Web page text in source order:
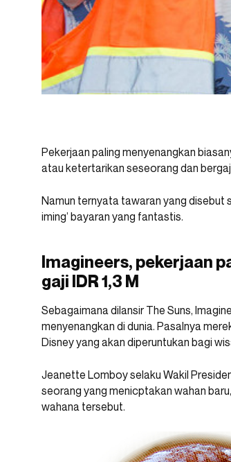
Pekerjaan paling menyenangkan
atau ketertarikan seseorang dan
Namun ternyata tawaran yang disebut
iming’ bayaran yang fantastis.
Imagineers, pekerjaan
gaji IDR 1,3 M
Sebagaimana dilansir The Suns,
menyenangkan di dunia. Pasalnya
Disney yang akan diperuntukan bagi
Jeanette Lomboy selaku Wakil
seorang yang menicptakan wahan
wahana tersebut.